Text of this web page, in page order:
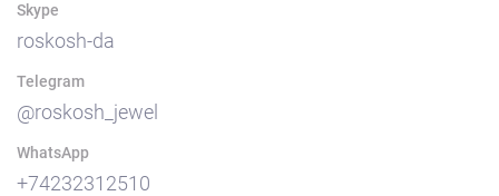
Skype
roskosh-da
Telegram
@roskosh_jewel
WhatsApp
+74232312510